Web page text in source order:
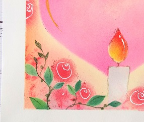
ホーム 4195
Warning: ltrim() expects parameter 1 to
/home/xs524725/reiki-
includes/formatting.php
on line 4343
4195